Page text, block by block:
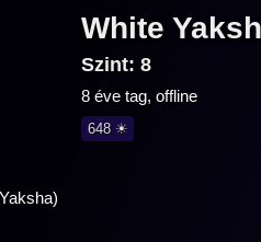
White
Szint: 8
8 éve tag, offline
648 ☀